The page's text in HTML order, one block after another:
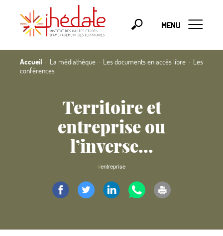
MENU
Accueil La médiathèque Les documents en accès libre
Les
conférences
Territoire et
entreprise ou
l’inverse...
#entreprise